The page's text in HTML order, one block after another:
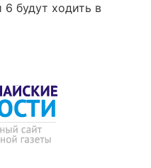
будут ходить в